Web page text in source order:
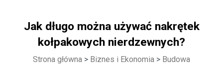
Jak długo można używać nakrętek
kołpakowych nierdzewnych?
Strona główna > Biznes i Ekonomia > Budowa